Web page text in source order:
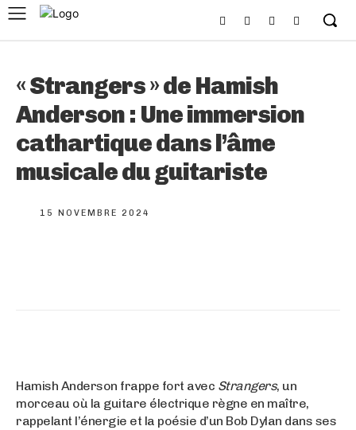
« Strangers » de Hamish
Anderson : Une immersion
cathartique dans l’âme
musicale du guitariste
15 NOVEMBRE 2024
Hamish Anderson frappe fort avec Strangers, un
morceau où la guitare électrique règne en maître,
rappelant l’énergie et la poésie d’un Bob Dylan dans ses